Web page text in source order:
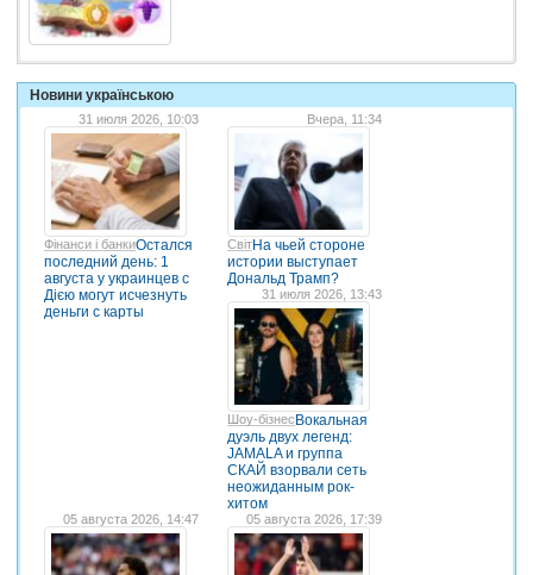
Новини українською
31 июля 2026, 10:03
Фінанси і банкиОстался
последний день: 1
августа у украинцев с
Дією могут исчезнуть
деньги с карты
Вчера, 11:34
СвітНа чьей стороне
истории выступает
Дональд Трамп?
31 июля 2026, 13:43
Шоу-бізнес Вокальная
дуэль двух легенд:
JAMALA и группа
СКАЙ взорвали сеть
неожиданным рок-
хитом
05 августа 2026, 14:47 05 августа 2026, 17:39